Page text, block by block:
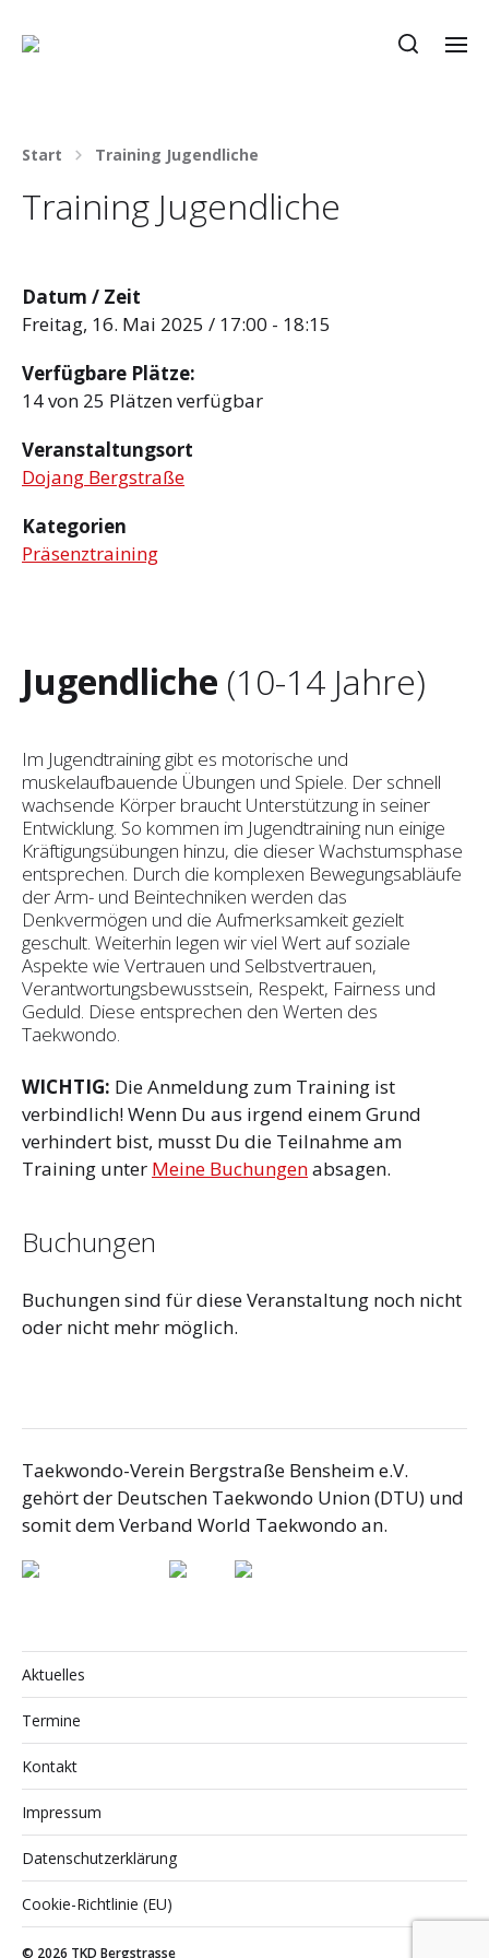
Start Training Jugendliche
Training Jugendliche
Datum / Zeit
Freitag, 16. Mai 2025 / 17:00 - 18:15
Verfügbare Plätze:
14 von 25 Plätzen verfügbar
Veranstaltungsort
Dojang Bergstraße
Kategorien
Präsenztraining
Jugendliche (10-14 Jahre)
Im Jugendtraining gibt es motorische und
muskelaufbauende Übungen und Spiele. Der schnell
wachsende Körper braucht Unterstützung in seiner
Entwicklung. So kommen im Jugendtraining nun einige
Kräftigungsübungen hinzu, die dieser Wachstumsphase
entsprechen. Durch die komplexen Bewegungsabläufe
der Arm- und Beintechniken werden das
Denkvermögen und die Aufmerksamkeit gezielt
geschult. Weiterhin legen wir viel Wert auf soziale
Aspekte wie Vertrauen und Selbst­vertrauen,
Verantwortungsbewusstsein, Respekt, Fairness und
Geduld. Diese entsprechen den Werten des
Taekwondo.
WICHTIG: Die Anmeldung zum Training ist
verbindlich! Wenn Du aus irgend einem Grund
verhindert bist, musst Du die Teilnahme am
Training unter Meine Buchungenabsagen.
Buchungen
Buchungen sind für diese Veranstaltung noch nicht
oder nicht mehr möglich.
Taekwondo-Verein Bergstraße Bensheim e.V.
gehört der Deutschen Taekwondo Union (DTU) und
somit dem Verband World Taekwondo an.
Aktuelles
Termine
Kontakt
Impressum
Datenschutzerklärung
Cookie-Richtlinie (EU)
© 2026 TKD Bergstrasse